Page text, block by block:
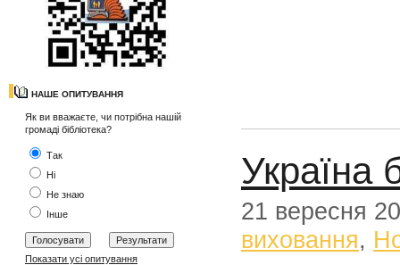
НАШЕ ОПИТУВАННЯ
Як ви вважаєте, чи потрібна нашій
громаді бібліотека?
Так
Ні
Не знаю
Інше
Показати усі опитування
Україна
21 вересня
виховання,